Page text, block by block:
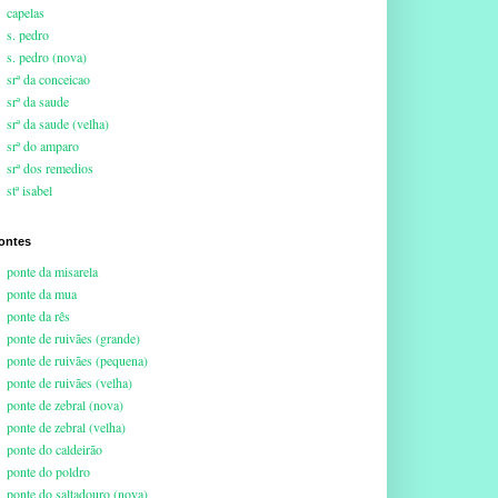
capelas
s. pedro
s. pedro (nova)
srª da conceicao
srª da saude
srª da saude (velha)
srª do amparo
srª dos remedios
stª isabel
ponte da misarela
ponte da mua
ponte da rês
ponte de ruivães (grande)
ponte de ruivães (pequena)
ponte de ruivães (velha)
ponte de zebral (nova)
ponte de zebral (velha)
ponte do caldeirão
ponte do poldro
ponte do saltadouro (nova)